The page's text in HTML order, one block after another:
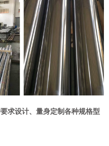
求设计、量身定制各种规格型